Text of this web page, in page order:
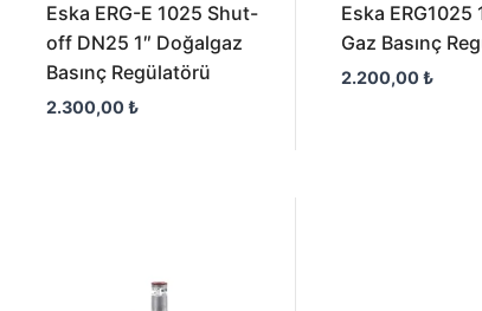
Eska ERG-E 1025 Shut-
off DN25 1″ Doğalgaz
Basınç Regülatörü
2.300,00₺
Eska ERG1025
Gaz Basınç
2.200,00₺